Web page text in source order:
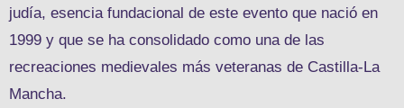
judía, esencia fundacional de este evento que nació en
1999 y que se ha consolidado como una de las
recreaciones medievales más veteranas de Castilla-La
Mancha.